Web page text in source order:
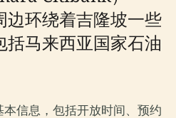
边环绕着吉隆坡一些
马来西亚国家石油
信息，包括开放时间、预约